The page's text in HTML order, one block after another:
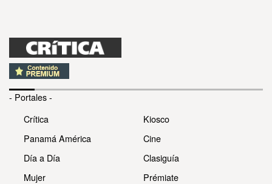
- Portales -
Crítica
Panamá América
Día a Día
Mujer
Kiosco
Cine
Clasiguía
Prémiate